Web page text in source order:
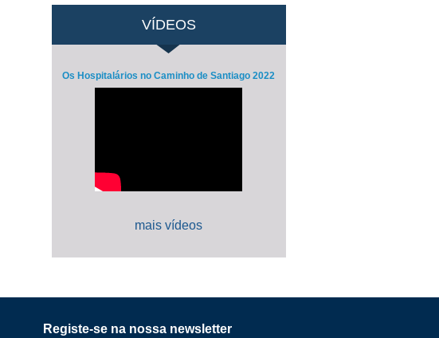
VÍDEOS
Os Hospitalários no Caminho de Santiago 2022
mais vídeos
Registe-se na nossa newsletter